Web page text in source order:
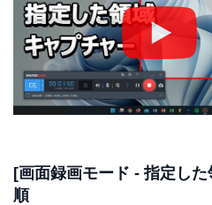
[画面録画モード - 指定し
順